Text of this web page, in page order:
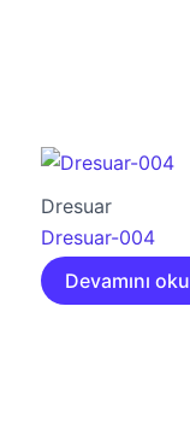
Dresuar
Dresuar-004
Devamını oku